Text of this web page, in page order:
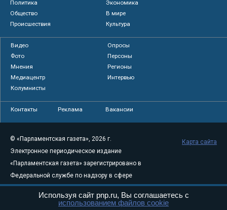
Политика
Экономика
Общество
В мире
Происшествия
Культура
Видео
Опросы
Фото
Персоны
Мнения
Регионы
Медиацентр
Интервью
Колумнисты
Контакты Реклама Вакансии
© «Парламентская газета», 2026 г.
Электронное периодическое издание
«Парламентская газета» зарегистрировано в
Федеральной службе по надзору в сфере
связи, информационных технологий и
массовых коммуникаций (Роскомнадзор) 05
Карта сайта
Используя сайт pnp.ru, Вы соглашаетесь с
использованием файлов cookie